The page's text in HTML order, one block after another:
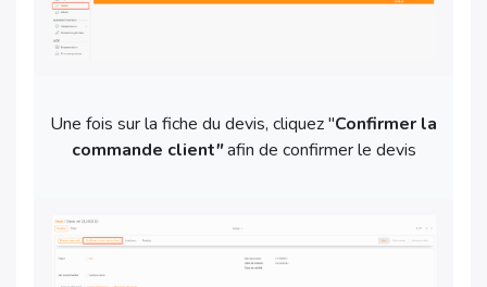
Une fois sur la fiche du devis, cliquez "Confirmer la
commande client"afin de confirmer le devis